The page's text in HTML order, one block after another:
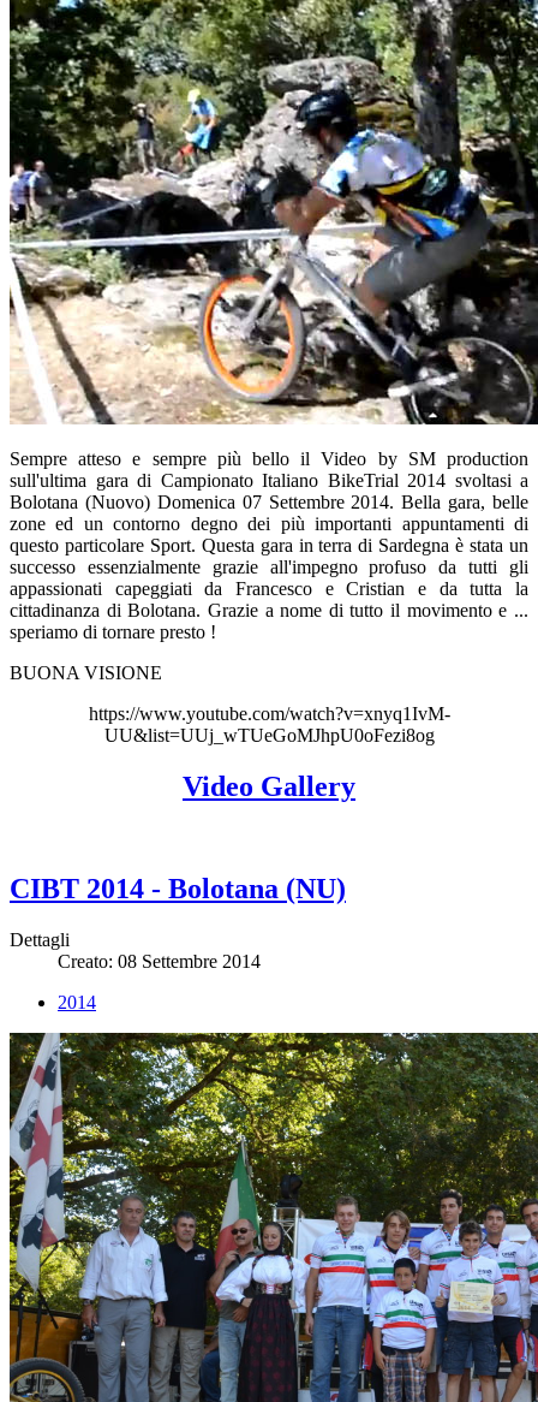
Sempre atteso e sempre più bello il Video by SM production
sull'ultima gara di Campionato Italiano BikeTrial 2014 svoltasi a
Bolotana (Nuovo) Domenica 07 Settembre 2014. Bella gara, belle
zone ed un contorno degno dei più importanti appuntamenti di
questo particolare Sport. Questa gara in terra di Sardegna è stata un
successo essenzialmente grazie all'impegno profuso da tutti gli
appassionati capeggiati da Francesco e Cristian e da tutta la
cittadinanza di Bolotana. Grazie a nome di tutto il movimento e ...
speriamo di tornare presto !
BUONA VISIONE
https://www.youtube.com/watch?v=xnyq1IvM-
UU&list=UUj_wTUeGoMJhpU0oFezi8og
Video Gallery
CIBT 2014 - Bolotana (NU)
Dettagli
Creato: 08 Settembre 2014
2014